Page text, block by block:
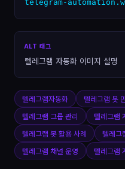
telegram-
ALT 태그
텔레그램 자동화 이미지 설명
텔레그램자동화 텔레그램 봇
텔레그램 그룹 관리
텔레그램
텔레그램 봇 활용 사례
텔레그
텔레그램 채널 운영
텔레그램